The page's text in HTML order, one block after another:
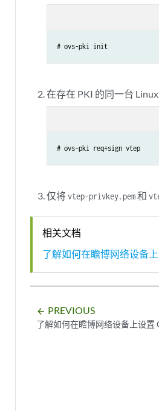
在存在 PKI 的同一台
仅将vtep-privkey.pem和
相关文档
了解如何在瞻博网络设备
arrow_backward PREVIOUS
了解如何在瞻博网络设备上设置